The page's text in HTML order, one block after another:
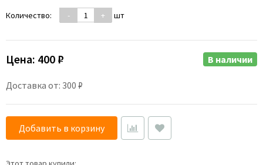
Количество: - + шт
Цена: 400 ₽
Доставка от: 300 ₽
В наличии
Добавить в корзину